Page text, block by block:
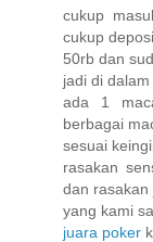
cukup
cukup
50rb dan
jadi di
ada 1
berbagai
sesuai
rasakan
dan rasakan
yang kami
juara poker